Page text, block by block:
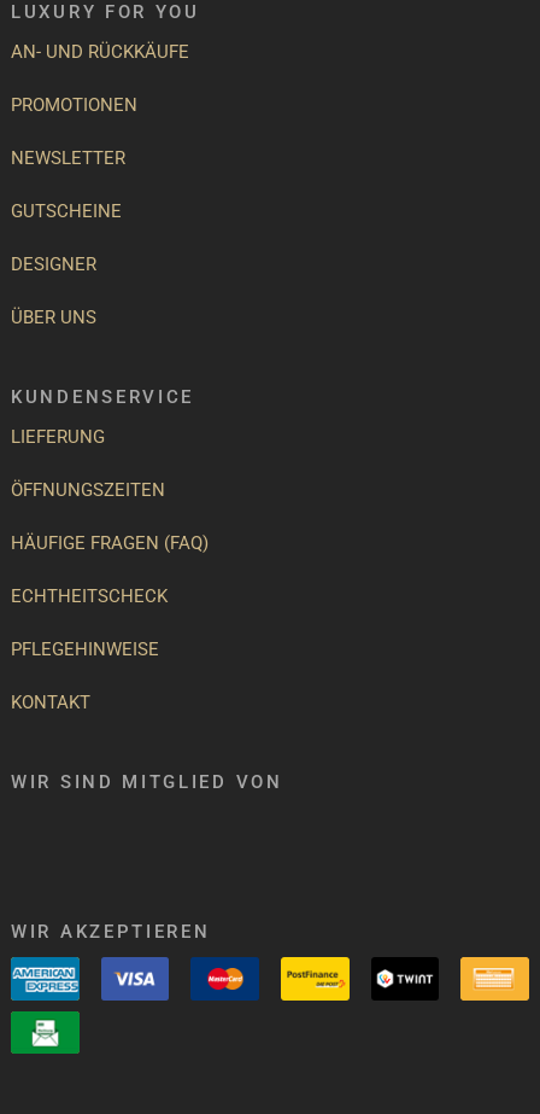
LUXURY FOR YOU
AN- UND RÜCKKÄUFE
PROMOTIONEN
NEWSLETTER
GUTSCHEINE
DESIGNER
ÜBER UNS
KUNDENSERVICE
LIEFERUNG
ÖFFNUNGSZEITEN
HÄUFIGE FRAGEN (FAQ)
ECHTHEITSCHECK
PFLEGEHINWEISE
KONTAKT
WIR SIND MITGLIED VON
WIR AKZEPTIEREN